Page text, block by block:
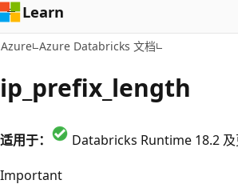
Learn
Azure Azure Databricks 文档
ip_prefix_length
适用于：
Databricks Runtime 18.2 及
Important